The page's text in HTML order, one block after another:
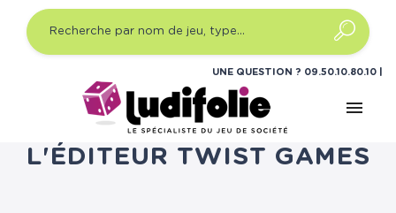
UNE QUESTION ? 09.50.10.80.10
menu
LISTE DES PRODUITS DE
L'ÉDITEUR TWIST GAMES